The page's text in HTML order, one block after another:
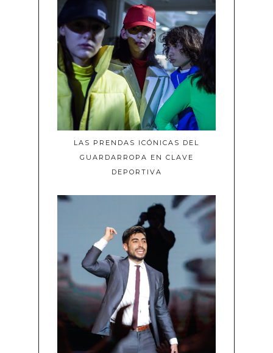
LAS PRENDAS ICÓNICAS DEL
GUARDARROPA EN CLAVE
DEPORTIVA